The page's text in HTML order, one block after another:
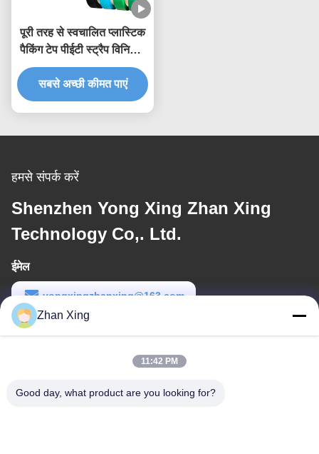
पूरी तरह से स्वचालित प्लास्टिक
पैकिंग टेप पीईटी स्ट्रैप विनिर्माण
मशीन
सबसे अच्छी कीमत पाएं
हमसे संपर्क करें
Shenzhen Yong Xing Zhan Xing
Technology Co,. Ltd.
ईमेल
yongxingzhanxing@163.com
कार्य समय
Zhan Xing
11:42 PM
Good day, what product are you looking for?